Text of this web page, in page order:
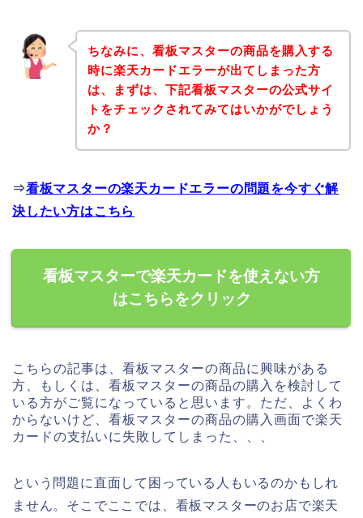
ちなみに、看板マスターの商品を購入する
時に楽天カードエラーが出てしまった方
は、まずは、下記看板マスターの公式サイ
トをチェックされてみてはいかがでしょう
か？
⇒看板マスターの楽天カードエラーの問題を今すぐ解
決したい方はこちら
看板マスターで楽天カードを使えない方
はこちらをクリック
こちらの記事は、看板マスターの商品に興味がある
方、もしくは、看板マスターの商品の購入を検討して
いる方がご覧になっていると思います。ただ、よくわ
からないけど、看板マスターの商品の購入画面で楽天
カードの支払いに失敗してしまった、、、
という問題に直面して困っている人もいるのかもしれ
ません。そこでここでは、看板マスターのお店で楽天